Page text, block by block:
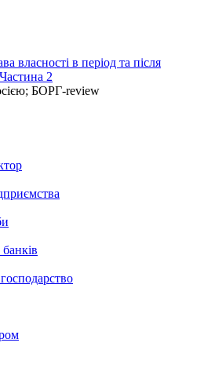
власності в період та після
2
БОРГ-review